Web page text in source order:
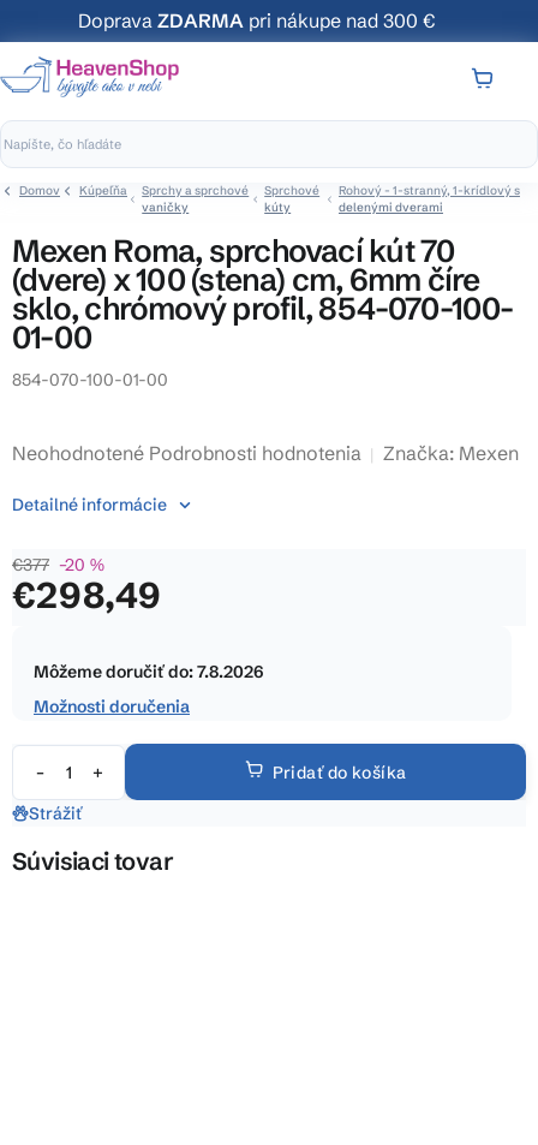
na
obsah
Doprava ZDARMA pri nákupe nad 300 €
KOŠÍK
Domov Kúpeľňa
Sprchy a sprchové
vaničky
Sprchové
kúty
Rohový - 1-stranný, 1-krídlový s
delenými dverami
Mexen Roma, sprchovací kút 70
(dvere) x 100 (stena) cm, 6mm číre
sklo, chrómový profil, 854-070-100-
01-00
854-070-100-01-00
Priemerné
produktu
0,0
z
Neohodnotené Podrobnosti hodnotenia Značka: Mexen
€377 –20 %
€298,49
cena:
Môžeme doručiť do:7.8.2026
Možnosti doručenia
Pridať do košíka
Detailné informácie
Strážiť
Súvisiaci tovar